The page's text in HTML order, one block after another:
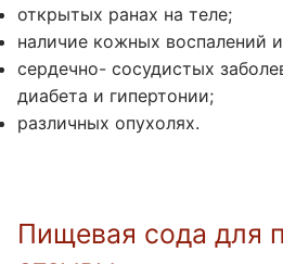
открытых ранах на теле;
наличие кожных воспалений
сердечно- сосудистых
диабета и гипертонии;
различных опухолях.
Пищевая сода для